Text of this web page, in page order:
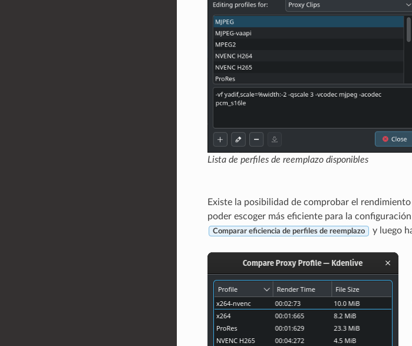
Lista de perfiles de reemplazo disponibles
Existe la posibilidad de comprobar el
poder escoger más eficiente para la
Comparar eficiencia de perfiles de reemplazo y luego